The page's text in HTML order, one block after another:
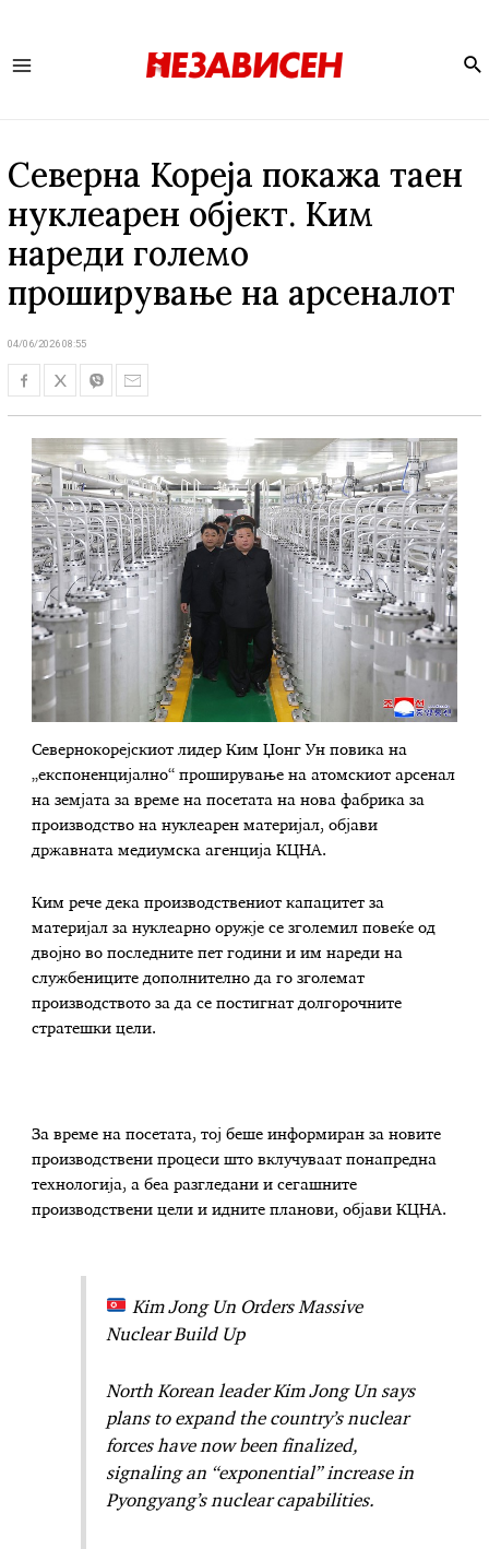
Северна Кореја покажа таен
нуклеарен објект. Ким
нареди големо
проширување на арсеналот
04/06/2026 08:55
Севернокорејскиот лидер Ким Џонг Ун повика на
„експоненцијално“ проширување на атомскиот арсенал
на земјата за време на посетата на нова фабрика за
производство на нуклеарен материјал, објави
државната медиумска агенција КЦНА.
Ким рече дека производствениот капацитет за
материјал за нуклеарно оружје се зголемил повеќе од
двојно во последните пет години и им нареди на
службениците дополнително да го зголемат
производството за да се постигнат долгорочните
стратешки цели.
За време на посетата, тој беше информиран за новите
производствени процеси што вклучуваат понапредна
технологија, а беа разгледани и сегашните
производствени цели и идните планови, објави КЦНА.
Kim Jong Un Orders Massive
Nuclear Build Up
North Korean leader Kim Jong Un says
plans to expand the country’s nuclear
forces have now been finalized,
signaling an “exponential” increase in
Pyongyang’s nuclear capabilities.